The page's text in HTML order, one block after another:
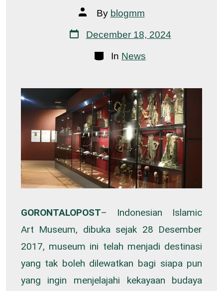
Post
author
By blogmm
Post
date
December 18, 2024
Categories
In News
GORONTALOPOST– Indonesian Islamic
Art Museum, dibuka sejak 28 Desember
2017, museum ini telah menjadi destinasi
yang tak boleh dilewatkan bagi siapa pun
yang ingin menjelajahi kekayaan budaya